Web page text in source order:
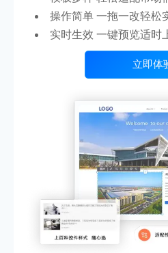
操作简单 一拖一改轻松
实时生效 一键预览适时
立即体